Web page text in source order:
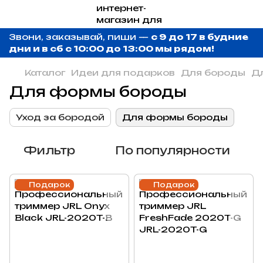
Звони, заказывай, пиши — с 9 до 17 в будние
дни и в сб с 10:00 до 13:00 мы рядом!
Каталог Идеи для подарков Для бороды
Для формы бороды
Уход за бородой Для формы бороды
Фильтр По популярности
Подарок Подарок